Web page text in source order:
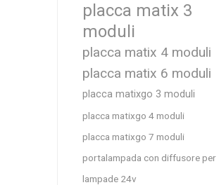
placca matix 3
moduli
placca matix 4 moduli
placca matix 6 moduli
placca matixgo 3 moduli
placca matixgo 4 moduli
placca matixgo 7 moduli
portalampada con diffusore per
lampade 24v